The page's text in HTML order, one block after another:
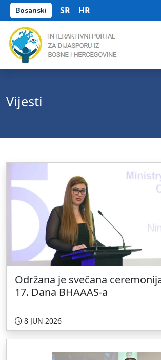
Bosanski SR HR
Vijesti
Održana je svečana
17. Dana BHAAAS-a
8 JUN 2026